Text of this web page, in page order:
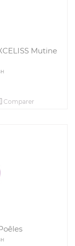
Mutine
Comparer